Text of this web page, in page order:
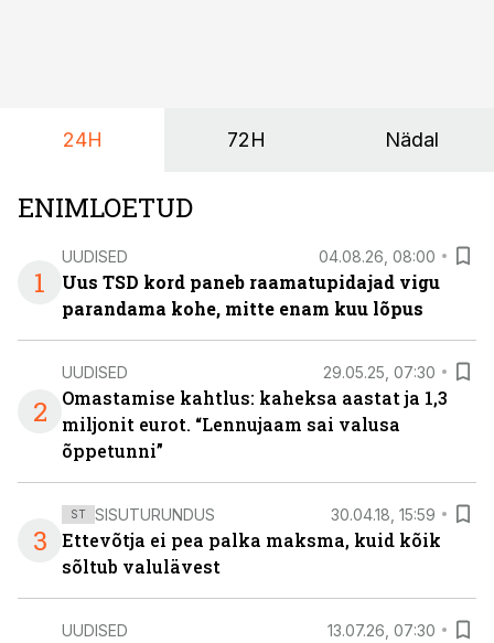
24H 72H Nädal
ENIMLOETUD
1
UUDISED 04.08.26, 08:00
Uus TSD kord paneb raamatupidajad vigu
parandama kohe, mitte enam kuu lõpus
2
UUDISED 29.05.25, 07:30
Omastamise kahtlus: kaheksa aastat ja 1,3
miljonit eurot. “Lennujaam sai valusa
õppetunni”
3
ST SISUTURUNDUS 30.04.18, 15:59
Ettevõtja ei pea palka maksma, kuid kõik
sõltub valulävest
UUDISED 13.07.26, 07:30